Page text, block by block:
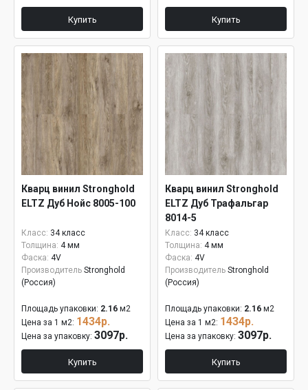
Купить Купить
Кварц винил Stronghold
ELTZ Дуб Нойс 8005-100
Класс: 34 класс
Толщина: 4 мм
Фаска: 4V
Производитель Stronghold
(Россия)
Площадь упаковки: 2.16 м2
Цена за 1 м2: 1434р.
Цена за упаковку: 3097р.
Купить
Кварц винил Stronghold
ELTZ Дуб Трафальгар
8014-5
Класс: 34 класс
Толщина: 4 мм
Фаска: 4V
Производитель Stronghold
(Россия)
Площадь упаковки: 2.16 м2
Цена за 1 м2: 1434р.
Цена за упаковку: 3097р.
Купить